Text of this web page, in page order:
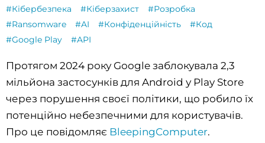
#Кібербезпека
#Кіберзахист
#Розробка
#Ransomware
#AI #Конфіденційність
#Код
#Google Play
#API
Протягом 2024 року Google заблокувала 2,3
мільйона застосунків для Android у Play Store
через порушення своєї політики, що робило їх
потенційно небезпечними для користувачів.
Про це повідомляє BleepingComputer.